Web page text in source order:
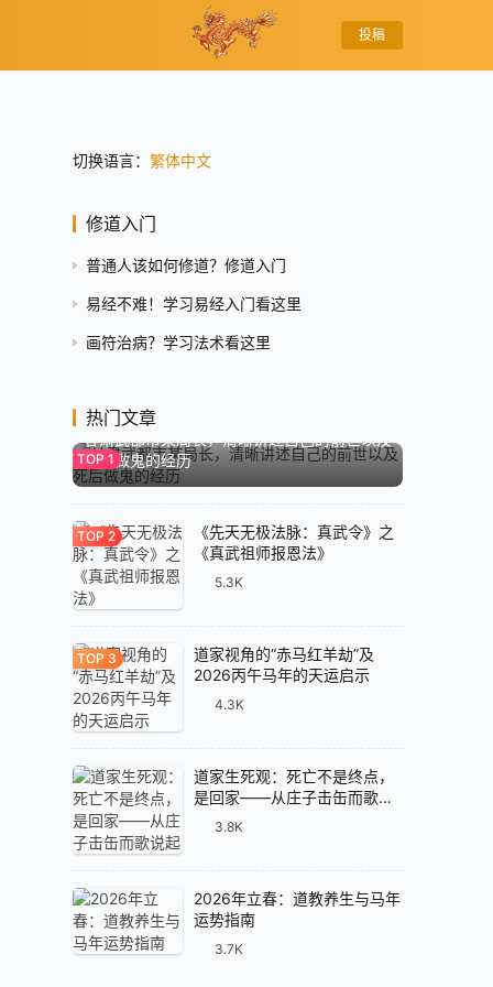
投稿
切换语言： 繁体中文
修道入门
普通人该如何修道？修道入门
易经不难！学习易经入门看这里
画符治病？学习法术看这里
热门文章
8.0K
甘肃武都市某局长，清晰讲述自己的前世以及
死后做鬼的经历
《先天无极法脉：真武令》之
《真武祖师报恩法》
5.3K
道家视角的“赤马红羊劫”及
2026丙午马年的天运启示
4.3K
道家生死观：死亡不是终点，
是回家——从庄子击缶而歌说
3.8K
2026年立春：道教养生与马年
运势指南
3.7K